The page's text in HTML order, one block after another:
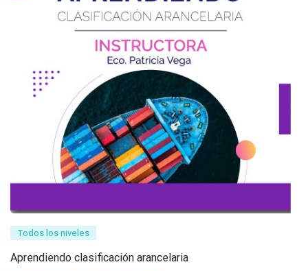
Todos los niveles
Aprendiendo clasificación arancelaria